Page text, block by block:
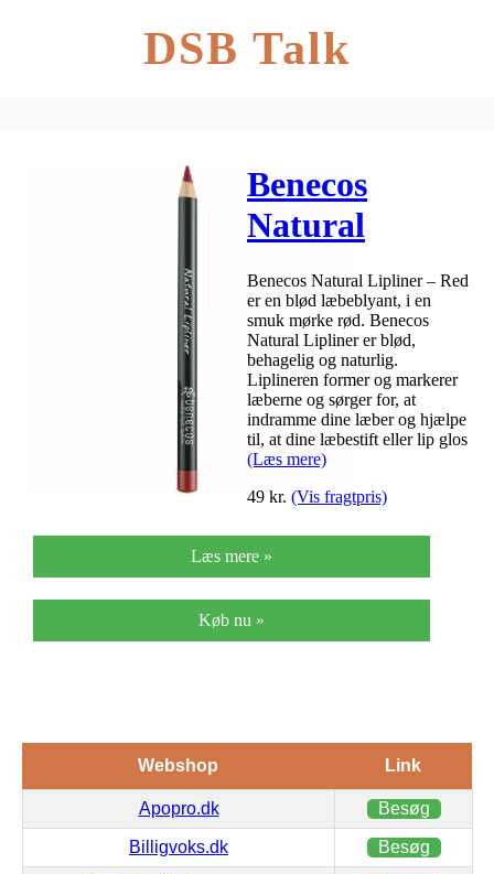
DSB Talk
Benecos
Natural
Lipliner – Red
Benecos Natural Lipliner – Red
er en blød læbeblyant, i en
smuk mørke rød. Benecos
Natural Lipliner er blød,
behagelig og naturlig.
Liplineren former og markerer
læberne og sørger for, at
indramme dine læber og hjælpe
til, at dine læbestift eller lip glos
(Læs mere)
49 kr. (Vis fragtpris)
Læs mere »
Køb nu »
Webshop Link
Apopro.dk Besøg
Billigvoks.dk Besøg